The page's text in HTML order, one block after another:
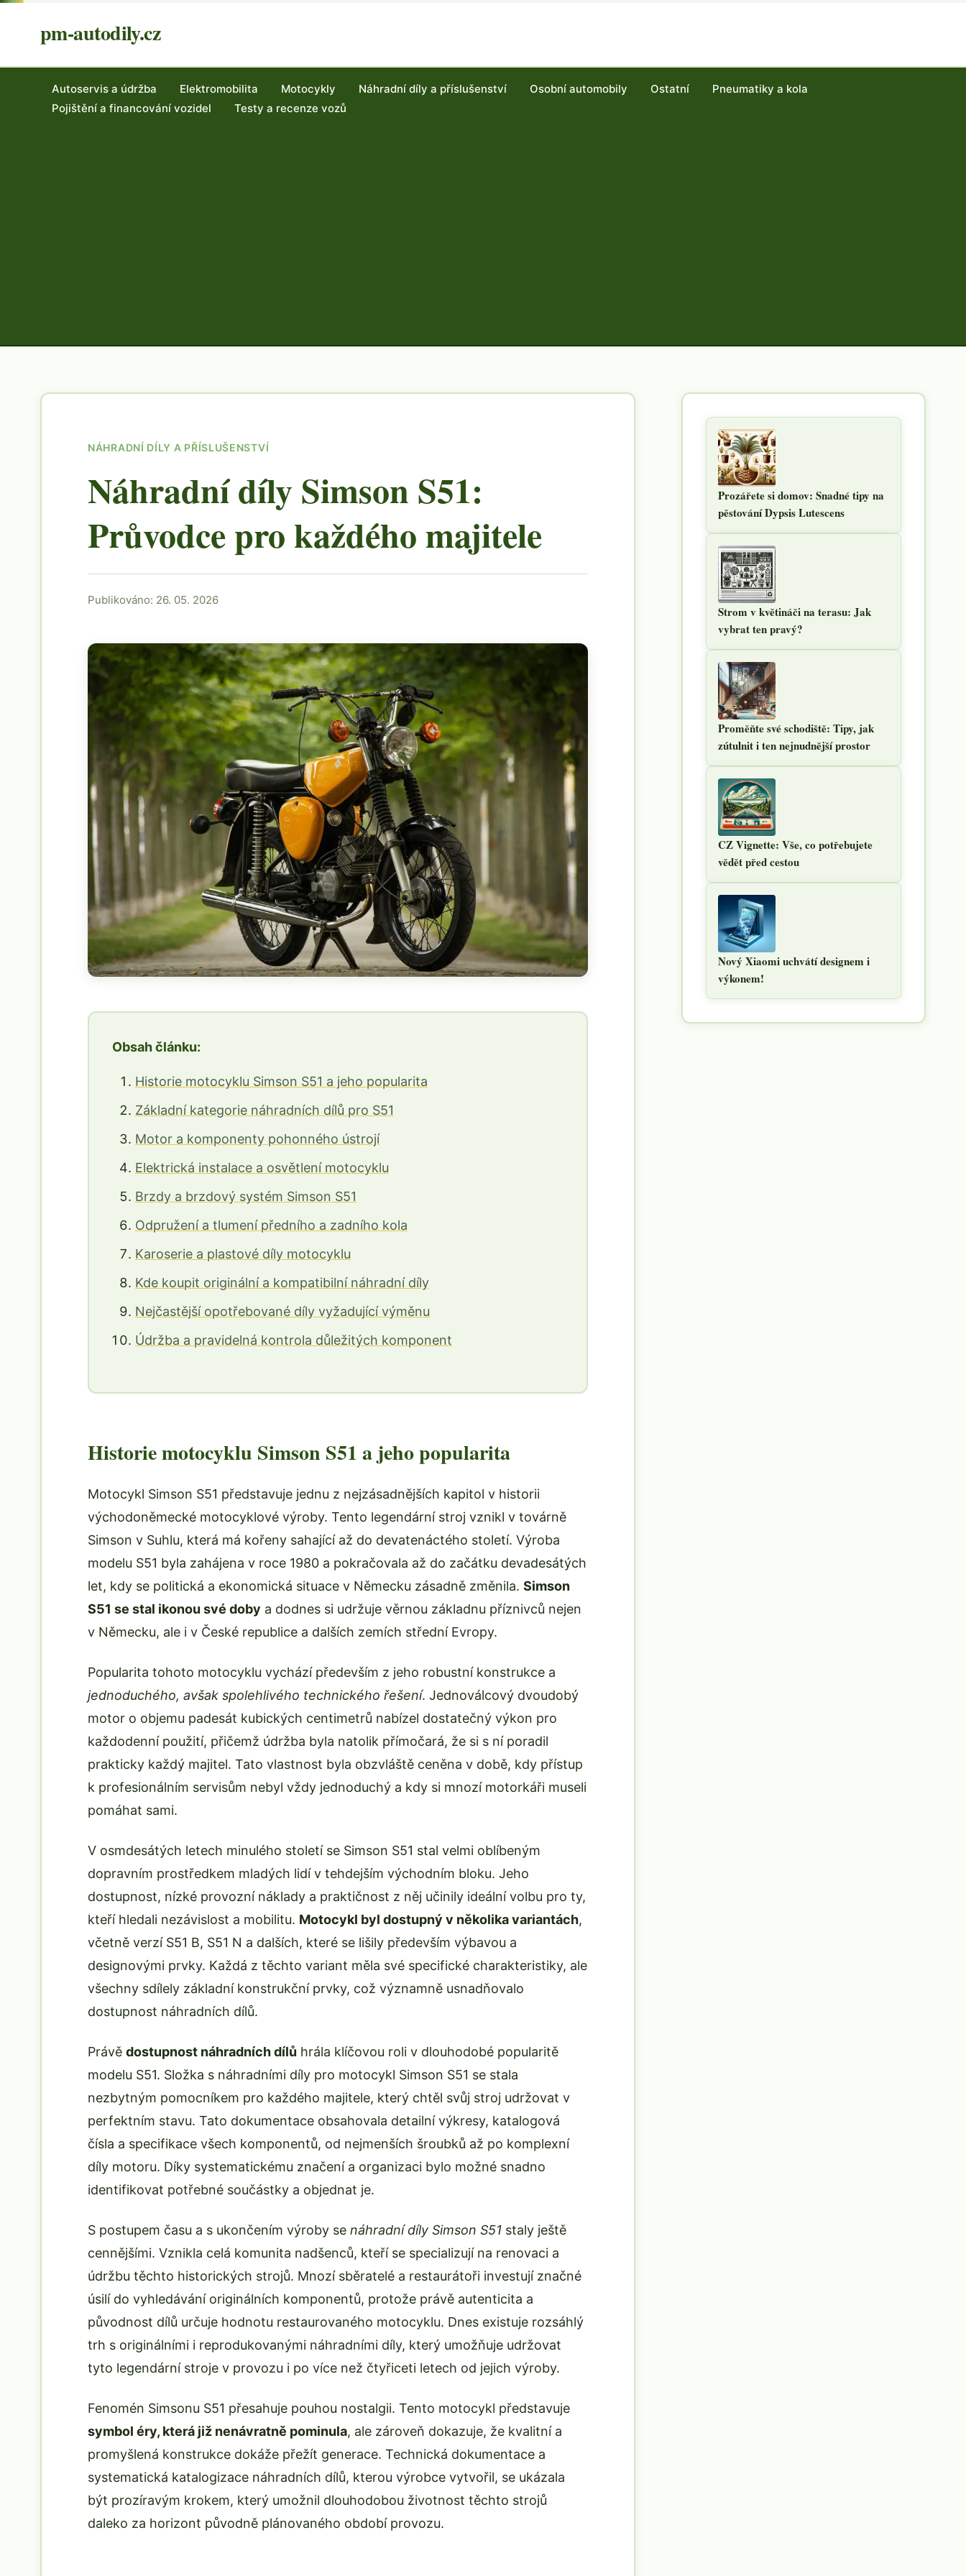
pm-autodily.cz
Autoservis a údržba Elektromobilita Motocykly Náhradní díly a příslušenství Osobní automobily Ostatní
Pneumatiky a kola
Pojištění a financování vozidel
Testy a recenze vozů
NÁHRADNÍ DÍLY A PŘÍSLUŠENSTVÍ
Náhradní díly Simson S51:
Průvodce pro každého majitele
Publikováno: 26. 05. 2026
Obsah článku:
Historie motocyklu Simson S51 a jeho popularita
Základní kategorie náhradních dílů pro S51
Motor a komponenty pohonného ústrojí
Elektrická instalace a osvětlení motocyklu
Brzdy a brzdový systém Simson S51
Odpružení a tlumení předního a zadního kola
Karoserie a plastové díly motocyklu
Kde koupit originální a kompatibilní náhradní díly
Nejčastější opotřebované díly vyžadující výměnu
Údržba a pravidelná kontrola důležitých komponent
Historie motocyklu Simson S51 a jeho popularita
Motocykl Simson S51 představuje jednu z nejzásadnějších kapitol v historii
východoněmecké motocyklové výroby. Tento legendární stroj vznikl v továrně
Simson v Suhlu, která má kořeny sahající až do devatenáctého století. Výroba
modelu S51 byla zahájena v roce 1980 a pokračovala až do začátku devadesátých
let, kdy se politická a ekonomická situace v Německu zásadně změnila. Simson
S51 se stal ikonou své doby a dodnes si udržuje věrnou základnu příznivců nejen
v Německu, ale i v České republice a dalších zemích střední Evropy.
Popularita tohoto motocyklu vychází především z jeho robustní konstrukce a
jednoduchého, avšak spolehlivého technického řešení. Jednoválcový dvoudobý
motor o objemu padesát kubických centimetrů nabízel dostatečný výkon pro
každodenní použití, přičemž údržba byla natolik přímočará, že si s ní poradil
prakticky každý majitel. Tato vlastnost byla obzvláště ceněna v době, kdy přístup
k profesionálním servisům nebyl vždy jednoduchý a kdy si mnozí motorkáři museli
pomáhat sami.
V osmdesátých letech minulého století se Simson S51 stal velmi oblíbeným
dopravním prostředkem mladých lidí v tehdejším východním bloku. Jeho
dostupnost, nízké provozní náklady a praktičnost z něj učinily ideální volbu pro ty,
kteří hledali nezávislost a mobilitu. Motocykl byl dostupný v několika variantách,
včetně verzí S51 B, S51 N a dalších, které se lišily především výbavou a
designovými prvky. Každá z těchto variant měla své specifické charakteristiky, ale
všechny sdílely základní konstrukční prvky, což významně usnadňovalo
dostupnost náhradních dílů.
Právě dostupnost náhradních dílů hrála klíčovou roli v dlouhodobé popularitě
modelu S51. Složka s náhradními díly pro motocykl Simson S51 se stala
nezbytným pomocníkem pro každého majitele, který chtěl svůj stroj udržovat v
perfektním stavu. Tato dokumentace obsahovala detailní výkresy, katalogová
čísla a specifikace všech komponentů, od nejmenších šroubků až po komplexní
díly motoru. Díky systematickému značení a organizaci bylo možné snadno
identifikovat potřebné součástky a objednat je.
S postupem času a s ukončením výroby se náhradní díly Simson S51 staly ještě
cennějšími. Vznikla celá komunita nadšenců, kteří se specializují na renovaci a
údržbu těchto historických strojů. Mnozí sběratelé a restaurátoři investují značné
úsilí do vyhledávání originálních komponentů, protože právě autenticita a
původnost dílů určuje hodnotu restaurovaného motocyklu. Dnes existuje rozsáhlý
trh s originálními i reprodukovanými náhradními díly, který umožňuje udržovat
tyto legendární stroje v provozu i po více než čtyřiceti letech od jejich výroby.
Fenomén Simsonu S51 přesahuje pouhou nostalgii. Tento motocykl představuje
symbol éry, která již nenávratně pominula, ale zároveň dokazuje, že kvalitní a
promyšlená konstrukce dokáže přežít generace. Technická dokumentace a
systematická katalogizace náhradních dílů, kterou výrobce vytvořil, se ukázala
být prozíravým krokem, který umožnil dlouhodobou životnost těchto strojů
daleko za horizont původně plánovaného období provozu.
Prozářete si domov: Snadné tipy na
pěstování Dypsis Lutescens
Strom v květináči na terasu: Jak
vybrat ten pravý?
Proměňte své schodiště: Tipy, jak
zútulnit i ten nejnudnější prostor
CZ Vignette: Vše, co potřebujete
vědět před cestou
Nový Xiaomi uchvátí designem i
výkonem!